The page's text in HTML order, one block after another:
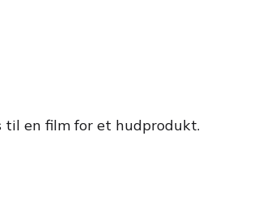
til en film for et hudprodukt.